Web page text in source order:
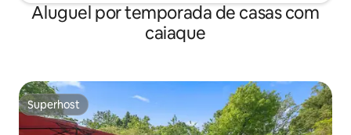
Aluguel por temporada de casas com
caiaque
Superhost
Superhost